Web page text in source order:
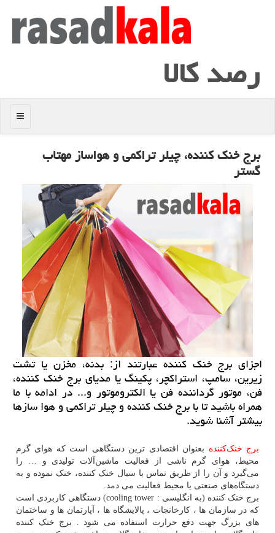
رصد كالا
منو
برج خنك كننده، چیلر تراكمی و هواساز مهتاب
گستر
اجزای برج خنك كننده عبارتند از: بدنه، مخزن یا تشت
زیرین، سامپ، استراكچر، پكینگ یا مدیای برج خنك كننده،
فن، موتور گرداننده فن یا الكتروموتور و... در ادامه با ما
همراه باشید تا با برج خنك كننده و چیلر تراكمی و هوا سازها
بیشتر آشنا شوید.
برج خنک‌کننده بعنوان اقتصادی ترین دستگاهی است که هوای گرم
محیط، هوای گرم ناشی از فعالیت ماشین‌آلات تولیدی و … را
می‌گیرد و آن را از طریق تماس با سیال خنک کننده، خنک نموده و به
دستگاه‌های صنعتی یا محیط فعالیت می دمد.
برج خنک کننده (به انگلیسی : cooling tower) دستگاهی کاربردی است
که در سازمان ها ، کارخانجات ، پالایشگاه ها ، آپارتمان ها و ساختمان
های بزرگ جهت دفع حرارت استفاده می شود . برج خنک کننده